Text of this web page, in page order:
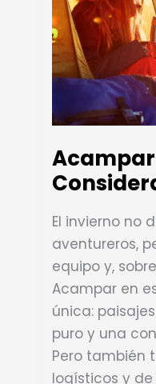
El invierno no
aventureros,
equipo y,
Acampar en
única:
puro y una
Pero también
logísticos y